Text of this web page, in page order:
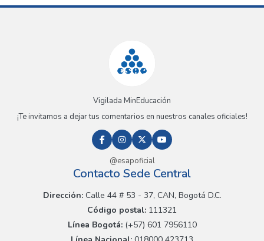
Vigilada MinEducación
¡Te invitamos a dejar tus comentarios en nuestros canales oficiales!
@esapoficial
Contacto Sede Central
Dirección:Calle 44 # 53 - 37, CAN, Bogotá D.C.
Código postal: 111321
Línea Bogotá:(+57) 601 7956110